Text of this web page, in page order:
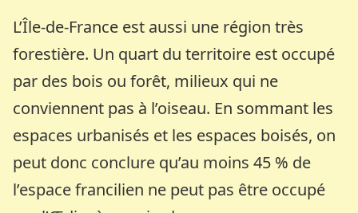
L’Île-de-France est aussi une région très
forestière. Un quart du territoire est occupé
par des bois ou forêt, milieux qui ne
conviennent pas à l’oiseau. En sommant les
espaces urbanisés et les espaces boisés, on
peut donc conclure qu’au moins 45 % de
l’espace francilien ne peut pas être occupé